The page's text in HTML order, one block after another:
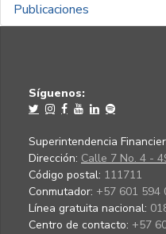
Publicaciones
Síguenos:
Superintendencia
Dirección: Calle 7 No. 4 -
Código postal: 111711
Conmutador: +57 601 594
Línea gratuita nacional:
Centro de contacto: +57